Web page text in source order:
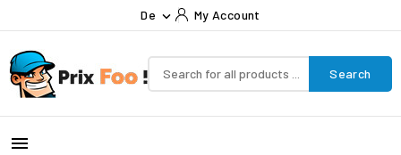
De  My Account
Search
